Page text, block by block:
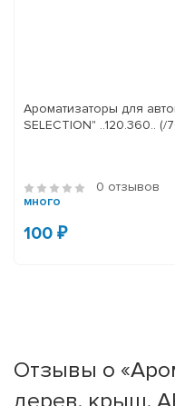
Ароматизаторы для
SELECTION"
0 отзывов
много
100 ₽
Отзывы о